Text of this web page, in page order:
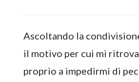
Ascoltando la
il motivo per cui mi
proprio a impedirmi di